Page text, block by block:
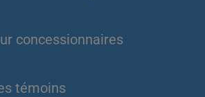
concessionnaires
témoins